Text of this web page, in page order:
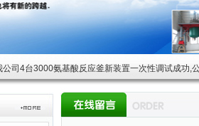
公司4台3000氨基酸反应釜新装置一次性调试成功,